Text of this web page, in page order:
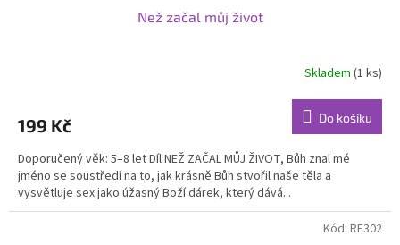
Než začal můj život
Skladem (1 ks)
199 Kč Do košíku
Doporučený věk: 5–8 let Díl NEŽ ZAČAL MŮJ ŽIVOT, Bůh znal mé
jméno se soustředí na to, jak krásně Bůh stvořil naše těla a
vysvětluje sex jako úžasný Boží dárek, který dává...
Kód: RE302